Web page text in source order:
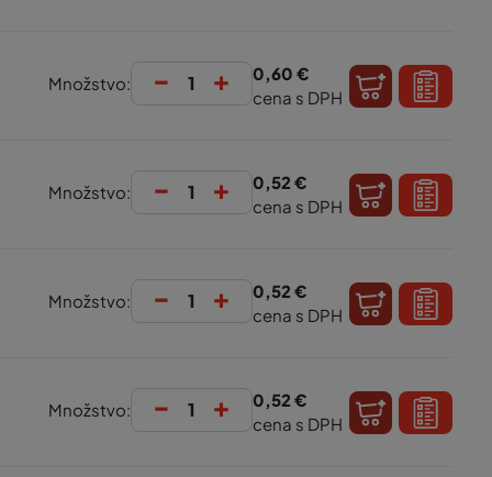
Množstvo: - +
0,60 €
cena s DPH
Množstvo: - +
0,52 €
cena s DPH
Množstvo: - +
0,52 €
cena s DPH
Množstvo: - +
0,52 €
cena s DPH